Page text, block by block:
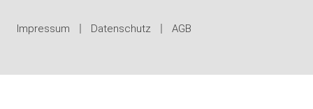
Impressum Datenschutz AGB